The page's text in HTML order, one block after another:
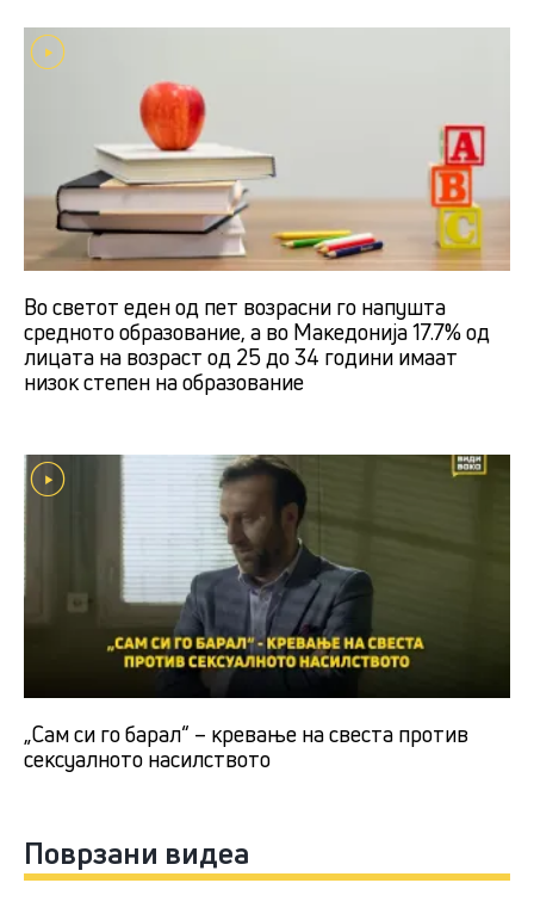
Во светот еден од пет возрасни го напушта
средното образование, а во Македонија 17.7% од
лицата на возраст од 25 до 34 години имаат
низок степен на образование
„Сам си го барал“ – кревање на свеста против
сексуалното насилството
Поврзани видеа